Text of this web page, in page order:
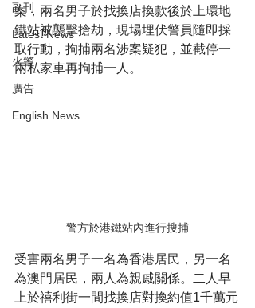
副刊
Latest News
火警
廣告
English News
案，兩名男子於找換店換款後於上環地
鐵站被襲擊搶劫，現場埋伏警員隨即採
取行動，拘捕兩名涉案疑犯，並截停一
兩私家車再拘捕一人。
警方於港鐵站內進行搜捕
受害兩名男子一名為香港居民，另一名
為澳門居民，兩人為親戚關係。二人早
上於禧利街一間找換店對換約值1千萬元